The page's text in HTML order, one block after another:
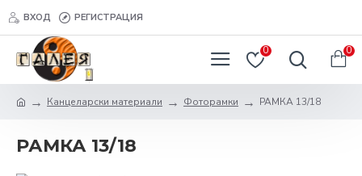
ВХОД РЕГИСТРАЦИЯ
0 0
Канцеларски материали Фоторамки РАМКА 13/18
РАМКА 13/18